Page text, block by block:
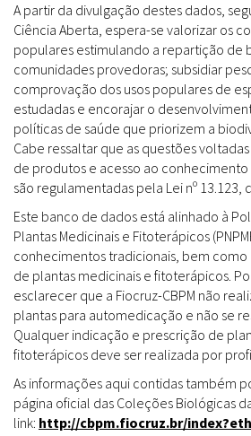
A partir da divulgação destes dados,
Ciência Aberta, espera-se valorizar os
populares estimulando a repartição de
comunidades provedoras; subsidiar
comprovação dos usos populares de
estudadas e encorajar o
políticas de saúde que priorizem a
Cabe ressaltar que as questões
de produtos e acesso ao
são regulamentadas pela Lei nº 13.123,
Este banco de dados está alinhado à
Plantas Medicinais e Fitoterápicos
conhecimentos tradicionais, bem como
de plantas medicinais e fitoterápicos.
esclarecer que a Fiocruz-CBPM não
plantas para automedicação e não se
Qualquer indicação e prescrição de
fitoterápicos deve ser realizada por
As informações aqui contidas também
página oficial das Coleções Biológicas
link: http://cbpm.fiocruz.br/